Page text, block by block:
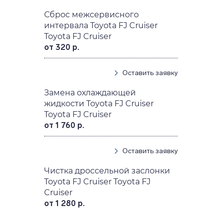
Сброс межсервисного
интервала Toyota FJ Cruiser
Toyota FJ Cruiser
от 320 р.
Оставить заявку
Замена охлаждающей
жидкости Toyota FJ Cruiser
Toyota FJ Cruiser
от 1 760 р.
Оставить заявку
Чистка дроссельной заслонки
Toyota FJ Cruiser Toyota FJ
Cruiser
от 1 280 р.